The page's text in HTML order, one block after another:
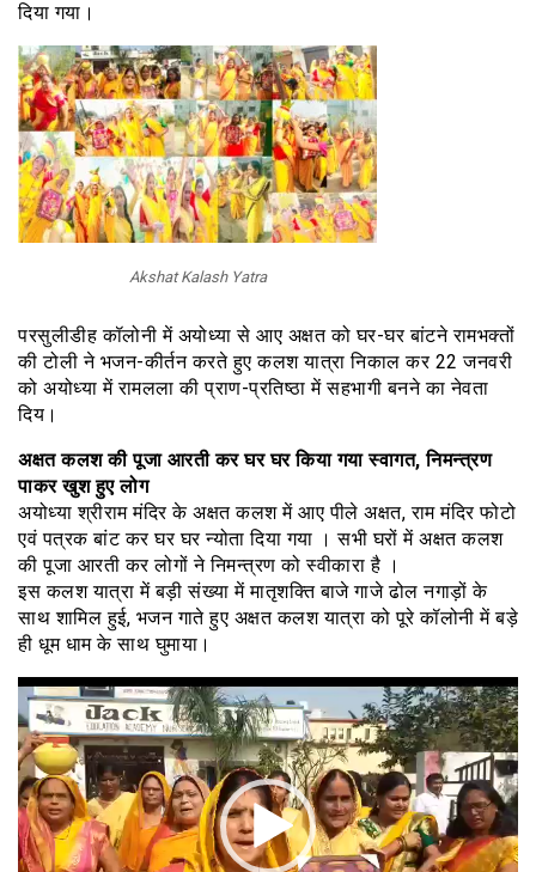
दिया गया।
Akshat Kalash Yatra
परसुलीडीह कॉलोनी में अयोध्या से आए अक्षत को घर-घर बांटने रामभक्तों
की टोली ने भजन-कीर्तन करते हुए कलश यात्रा निकाल कर 22 जनवरी
को अयोध्या में रामलला की प्राण-प्रतिष्ठा में सहभागी बनने का नेवता
दिय।
अक्षत कलश की पूजा आरती कर घर घर किया गया स्वागत, निमन्त्रण
पाकर खुश हुए लोग
अयोध्या श्रीराम मंदिर के अक्षत कलश में आए पीले अक्षत, राम मंदिर फोटो
एवं पत्रक बांट कर घर घर न्योता दिया गया । सभी घरों में अक्षत कलश
की पूजा आरती कर लोगों ने निमन्त्रण को स्वीकारा है ।
इस कलश यात्रा में बड़ी संख्या में मातृशक्ति बाजे गाजे ढोल नगाड़ों के
साथ शामिल हुई, भजन गाते हुए अक्षत कलश यात्रा को पूरे कॉलोनी में बड़े
ही धूम धाम के साथ घुमाया।
वीडियो
प्लेयर